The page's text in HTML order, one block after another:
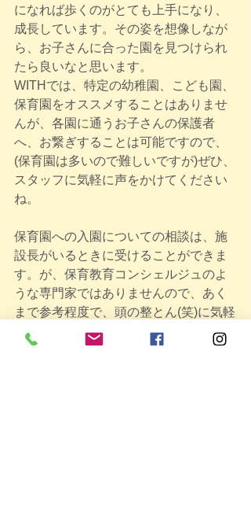
になれば歩くのがとても上手になり、
成長しています。その姿を想像しなが
ら、お子さんに合った園を見つけられ
たら良いなと思います。
WITHでは、特定の幼稚園、こども園、
保育園をオススメすることはありませ
んが、各園に通うお子さんの保護者
へ、お繋ぎすることは可能ですので、
(保育園は多いので難しいですが)ぜひ、
スタッフに気軽に声をかけてください
ね。
保育園への入園についての相談は、施
設長がいるときに受けることができま
す。が、保育教育コンシェルジュのよ
うな専門家ではありませんので、あく
まで参考程度で、頭の整とん(笑)に気軽
にお声がけくださいね！
専門的な相談は、青葉区役所のこども